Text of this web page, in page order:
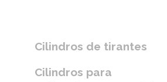
Cilindros de tirantes
Cilindros para